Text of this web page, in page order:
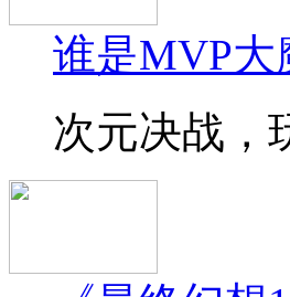
谁是MVP大
次元决战，